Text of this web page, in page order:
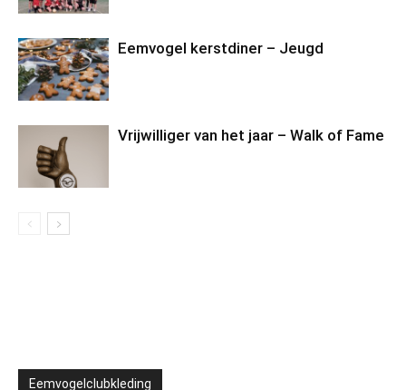
Eemvogel kerstdiner – Jeugd
Vrijwilliger van het jaar – Walk of Fame
Eemvogelclubkleding